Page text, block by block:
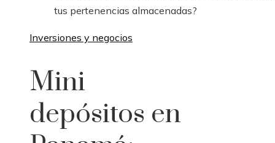
tus pertenencias almacenadas?
Inversiones y negocios
Mini
depósitos en